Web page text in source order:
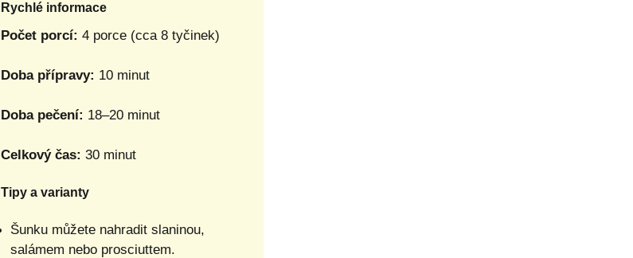
Rychlé informace
Počet porcí: 4 porce (cca 8 tyčinek)
Doba přípravy: 10 minut
Doba pečení: 18–20 minut
Celkový čas: 30 minut
Tipy a varianty
Šunku můžete nahradit slaninou,
salámem nebo prosciuttem.